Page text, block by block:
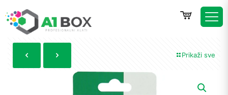
Prikaži sve